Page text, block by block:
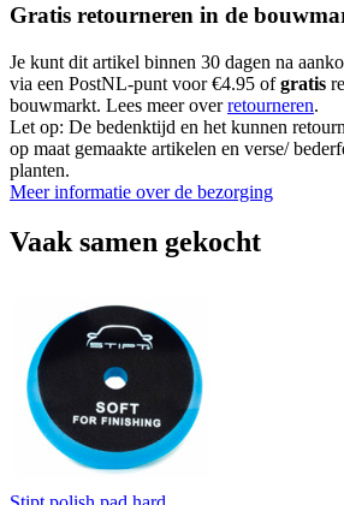
Gratis retourneren in de
Je kunt dit artikel binnen 30 dagen na
via een PostNL-punt voor €4.95 ofgratis
bouwmarkt. Lees meer overretourneren.
Let op: De bedenktijd en het kunnen
op maat gemaakte artikelen en verse/
planten.
Meer informatie over de bezorging
Vaak samen gekocht